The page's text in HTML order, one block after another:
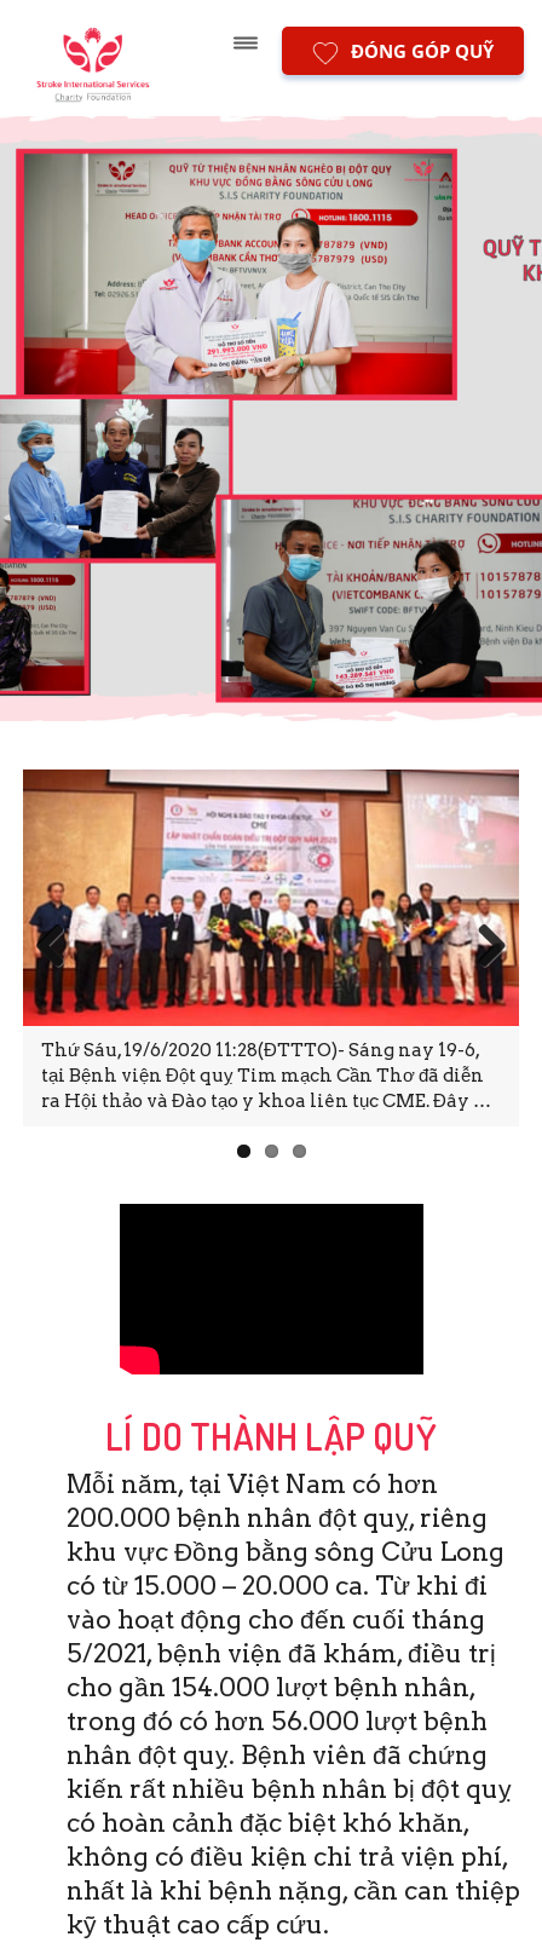
ĐÓNG GÓP QUỸ
Thứ Sáu, 19/6/2020 11:28(ĐTTTO)- Sáng nay 19-6,
tại Bệnh viện Đột quỵ Tim mạch Cần Thơ đã diễn
ra Hội thảo và Đào tạo y khoa liên tục CME. Đây …
Prev
ious
Next
LÍ DO THÀNH LẬP QUỸ
Mỗi năm, tại Việt Nam có hơn
200.000 bệnh nhân đột quỵ, riêng
khu vực Đồng bằng sông Cửu Long
có từ 15.000 – 20.000 ca. Từ khi đi
vào hoạt động cho đến cuối tháng
5/2021, bệnh viện đã khám, điều trị
cho gần 154.000 lượt bệnh nhân,
trong đó có hơn 56.000 lượt bệnh
nhân đột quỵ. Bệnh viên đã chứng
kiến rất nhiều bệnh nhân bị đột quỵ
có hoàn cảnh đặc biệt khó khăn,
không có điều kiện chi trả viện phí,
nhất là khi bệnh nặng, cần can thiệp
kỹ thuật cao cấp cứu.